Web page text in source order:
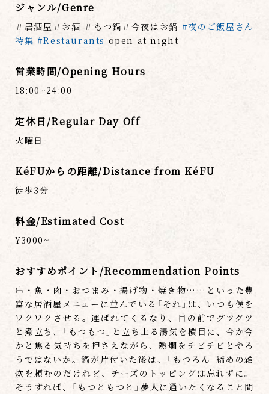
ジャンル/Genre
＃居酒屋＃お酒 ＃もつ鍋＃今夜はお鍋 #夜のご飯屋さん
特集 #Restaurants open at night
営業時間/Opening Hours
18:00~24:00
定休日/Regular Day Off
火曜日
KéFUからの距離/Distance from KéFU
徒歩3分
料金/Estimated Cost
¥3000~
おすすめポイント/Recommendation Points
串・魚・肉・おつまみ・揚げ物・焼き物……といった豊
富な居酒屋メニューに並んでいる「それ」は、いつも僕を
ワクワクさせる。運ばれてくるなり、目の前でグツグツ
と煮立ち、「もつもつ」と立ち上る湯気を横目に、今か今
かと焦る気持ちを押さえながら、熱燗をチビチビとやろ
うではないか。鍋が片付いた後は、「もつろん」締めの雑
炊を頼むのだけれど、チーズのトッピングは忘れずに。
そうすれば、「もつともつと」夢人に通いたくなること間